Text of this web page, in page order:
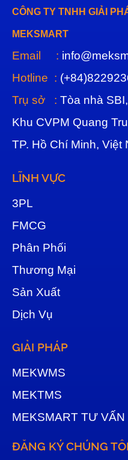
CÔNG TY TNHH GIẢI
MEKSMART
Email :
Hotline :
Trụ sở : Tòa nhà
Khu CVPM Quang
TP. Hồ Chí Minh, Việt
LĨNH VỰC
3PL
FMCG
Phân Phối
Thương Mại
Sản Xuất
Dịch Vụ
GIẢI PHÁP
MEKWMS
MEKTMS
MEKSMART TƯ VẤN
ĐĂNG KÝ CHÚNG TÔI